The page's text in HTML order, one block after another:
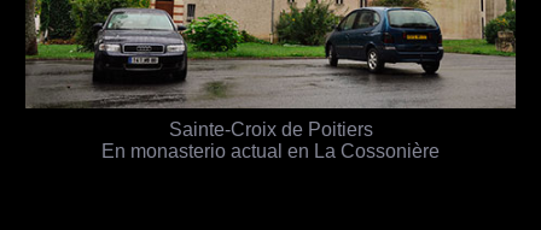
Sainte-Croix de Poitiers
En monasterio actual en La Cossonière